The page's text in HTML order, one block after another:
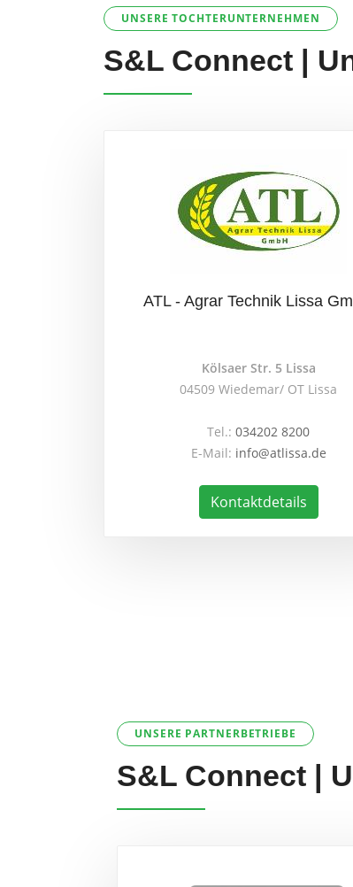
UNSERE TOCHTERUNTERNEHMEN
S&L Connect |
ATL - Agrar Technik Lissa
Kölsaer Str. 5 Lissa
04509 Wiedemar/ OT Lissa
Tel.: 034202 8200
E-Mail: info@atlissa.de
Kontaktdetails
UNSERE PARTNERBETRIEBE
S&L Connect |